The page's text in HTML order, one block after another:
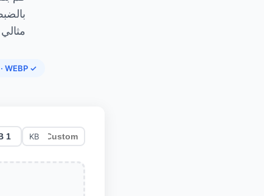
✓ JPG · PNG · WEBP
1 MB KB